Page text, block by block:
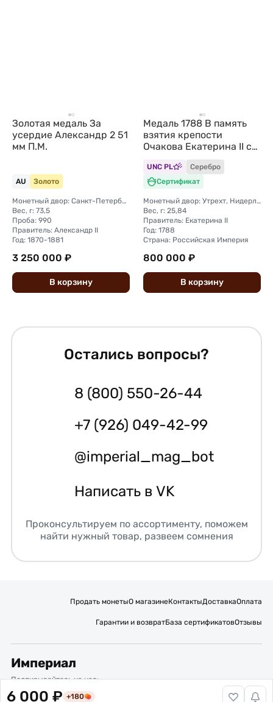
6 000 ₽ +180
Золотая медаль За
усердие Александр 2 51
мм П.М.
AU Золото
Монетный двор: Санкт-Петербургский
Вес, г: 73,5
Проба: 990
Правитель: Александр II
Год: 1870-1881
3 250 000 ₽
В корзину
Медаль 1788 В память
взятия крепости
Очакова Екатерина II с
клеймом Гуттен-
Чапского
UNC PL
Серебро
Сертификат
Монетный двор: Утрехт, Нидерланды
Вес, г: 25,84
Правитель: Екатерина II
Год: 1788
Страна: Российская Империя
800 000 ₽
В корзину
Остались вопросы?
8 (800) 550-26-44
+7 (926) 049-42-99
@imperial_mag_bot
Написать в VK
Проконсультируем по ассортименту, поможем
найти нужный товар, развеем сомнения
Продать монетыО магазинеКонтактыДоставкаОплата
Гарантии и возвратБаза сертификатовОтзывы
Империал
Подписывайтесь на нас:
Вакансии